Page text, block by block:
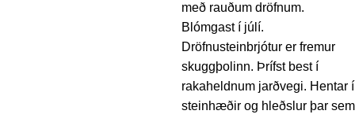
með rauðum dröfnum.
Blómgast í júlí.
Dröfnusteinbrjótur er fremur
skuggþolinn. Þrífst best í
rakaheldnum jarðvegi. Hentar í
steinhæðir og hleðslur þar sem